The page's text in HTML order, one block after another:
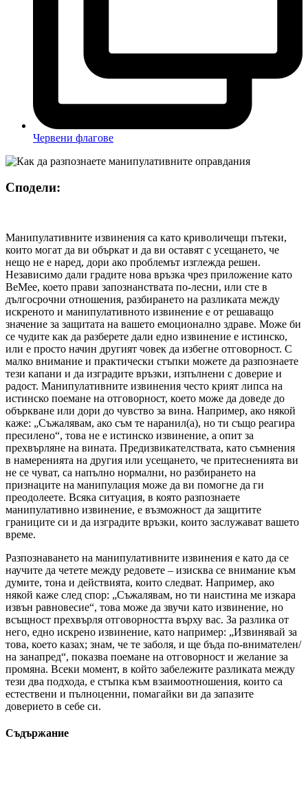
Червени флагове
Сподели:
Манипулативните извинения са като криволичещи пътеки,
които могат да ви объркат и да ви оставят с усещането, че
нещо не е наред, дори ако проблемът изглежда решен.
Независимо дали градите нова връзка чрез приложение като
BeMee, което прави запознанствата по-лесни, или сте в
дългосрочни отношения, разбирането на разликата между
искреното и манипулативното извинение е от решаващо
значение за защитата на вашето емоционално здраве. Може би
се чудите как да разберете дали едно извинение е истинско,
или е просто начин другият човек да избегне отговорност. С
малко внимание и практически стъпки можете да разпознаете
тези капани и да изградите връзки, изпълнени с доверие и
радост. Манипулативните извинения често крият липса на
истинско поемане на отговорност, което може да доведе до
объркване или дори до чувство за вина. Например, ако някой
каже: „Съжалявам, ако съм те наранил(а), но ти също реагира
пресилено“, това не е истинско извинение, а опит за
прехвърляне на вината. Предизвикателствата, като съмнения
в намеренията на другия или усещането, че притесненията ви
не се чуват, са напълно нормални, но разбирането на
признаците на манипулация може да ви помогне да ги
преодолеете. Всяка ситуация, в която разпознаете
манипулативно извинение, е възможност да защитите
границите си и да изградите връзки, които заслужават вашето
време.
Разпознаването на манипулативните извинения е като да се
научите да четете между редовете – изисква се внимание към
думите, тона и действията, които следват. Например, ако
някой каже след спор: „Съжалявам, но ти наистина ме изкара
извън равновесие“, това може да звучи като извинение, но
всъщност прехвърля отговорността върху вас. За разлика от
него, едно искрено извинение, като например: „Извинявай за
това, което казах; знам, че те заболя, и ще бъда по-внимателен/
на занапред“, показва поемане на отговорност и желание за
промяна. Всеки момент, в който забележите разликата между
тези два подхода, е стъпка към взаимоотношения, които са
естествени и пълноценни, помагайки ви да запазите
доверието в себе си.
Съдържание